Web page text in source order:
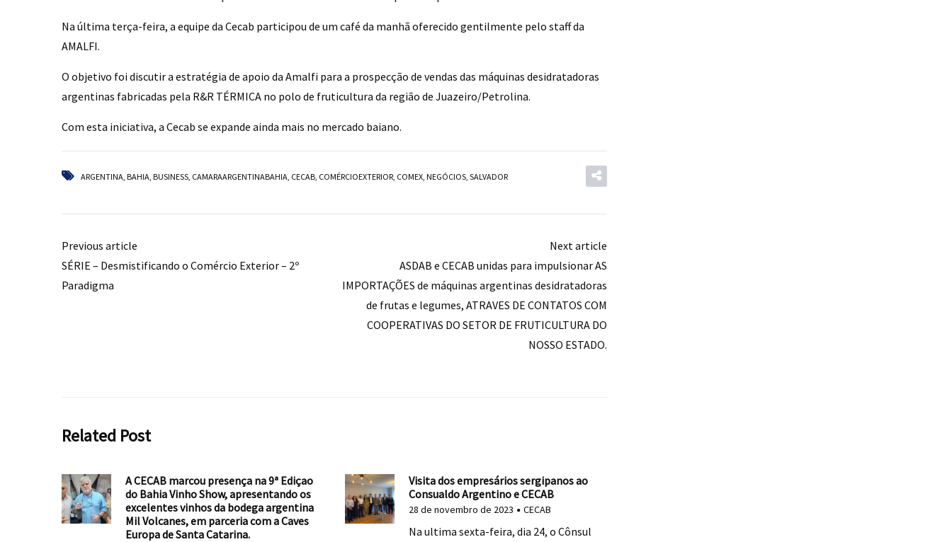
Na última terça-feira, a equipe da Cecab participou de um café da manhã oferecido gentilmente pelo staff da
AMALFI.
O objetivo foi discutir a estratégia de apoio da Amalfi para a prospecção de vendas das máquinas desidratadoras
argentinas fabricadas pela R&R TÉRMICA no polo de fruticultura da região de Juazeiro/Petrolina.
Com esta iniciativa, a Cecab se expande ainda mais no mercado baiano.
ARGENTINA BAHIA BUSINESS CAMARAARGENTINABAHIA CECAB COMÉRCIOEXTERIOR COMEX NEGÓCIOS SALVADOR
Previous article
SÉRIE – Desmistificando o Comércio Exterior – 2º
Paradigma
Next article
ASDAB e CECAB unidas para impulsionar AS
IMPORTAÇÕES de máquinas argentinas desidratadoras
de frutas e legumes, ATRAVES DE CONTATOS COM
COOPERATIVAS DO SETOR DE FRUTICULTURA DO
NOSSO ESTADO.
Related Post
A CECAB marcou presença na 9ª Ediçao
do Bahia Vinho Show, apresentando os
excelentes vinhos da bodega argentina
Mil Volcanes, em parceria com a Caves
Europa de Santa Catarina.
Visita dos empresários sergipanos ao
Consualdo Argentino e CECAB
28 de novembro de 2023 CECAB
Na ultima sexta-feira, dia 24, o Cônsul